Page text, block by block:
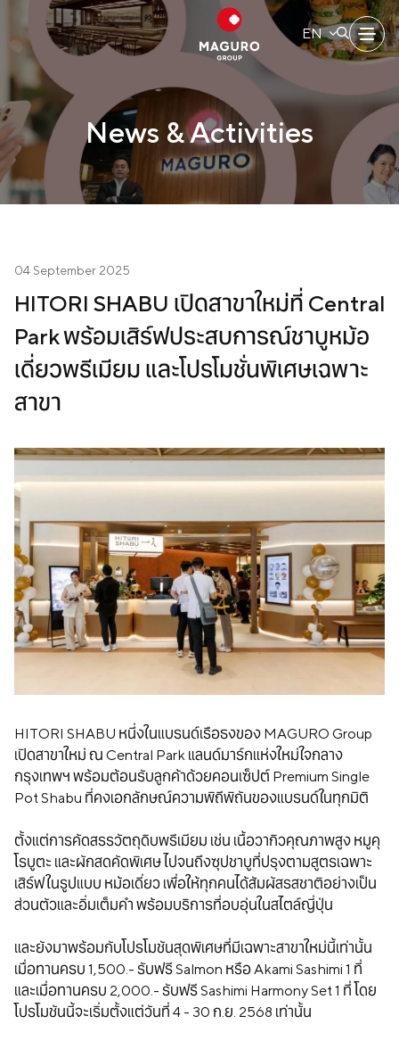
EN
SITE SEARCH
Web Design by
Home
About Us
Our Brands
Governance
News & Activities
Contact Us
News & Activities
04 September 2025
HITORI SHABU เปิดสาขาใหม่ที่ Central
Park พร้อมเสิร์ฟประสบการณ์ชาบูหม้อ
เดี่ยวพรีเมียม และโปรโมชั่นพิเศษเฉพาะ
สาขา
HITORI SHABU หนึ่งในแบรนด์เรือธงของ MAGURO Group
เปิดสาขาใหม่ ณ Central Park แลนด์มาร์กแห่งใหม่ใจกลาง
กรุงเทพฯ พร้อมต้อนรับลูกค้าด้วยคอนเซ็ปต์ Premium Single
Pot Shabu ที่คงเอกลักษณ์ความพิถีพิถันของแบรนด์ในทุกมิติ
ตั้งแต่การคัดสรรวัตถุดิบพรีเมียม เช่น เนื้อวากิวคุณภาพสูง หมูคุ
โรบูตะ และผักสดคัดพิเศษ ไปจนถึงซุปชาบูที่ปรุงตามสูตรเฉพาะ
เสิร์ฟในรูปแบบ หม้อเดี่ยว เพื่อให้ทุกคนได้สัมผัสรสชาติอย่างเป็น
ส่วนตัวและอิ่มเต็มคำ พร้อมบริการที่อบอุ่นในสไตล์ญี่ปุ่น
และยังมาพร้อมกับโปรโมชันสุดพิเศษที่มีเฉพาะสาขาใหม่นี้เท่านั้น
เมื่อทานครบ 1,500.- รับฟรี Salmon หรือ Akami Sashimi 1 ที่
และเมื่อทานครบ 2,000.- รับฟรี Sashimi Harmony Set 1 ที่ โดย
โปรโมชันนี้จะเริ่มตั้งแต่วันที่ 4 - 30 ก.ย. 2568 เท่านั้น